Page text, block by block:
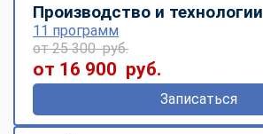
Производство и технологии
11 программ
от 25 300 руб.
от 16 900 руб.
Записаться